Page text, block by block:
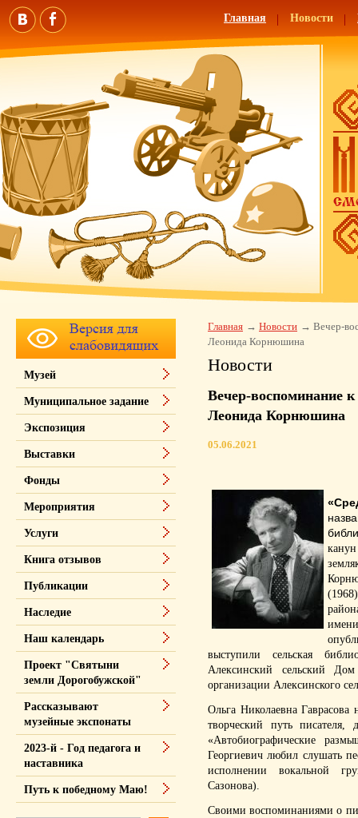
Главная Новости
Главная Новости
Вечер-
Леонида Корнюшина
Новости
Вечер-воспоминание
Леонида Корнюшина
05.06.2021
выступили сельская
Алексинский сельский Дом
организации Алексинского
Ольга Николаевна
творческий путь писателя,
«Автобиографические
Георгиевич любил слушать
исполнении вокальной
Сазонова).
Своими воспоминаниями о
Музей
Муниципальное задание
Экспозиция
Выставки
Фонды
Мероприятия
Услуги
Книга отзывов
Публикации
Наследие
Наш календарь
Проект "Святыни
земли Дорогобужской"
Рассказывают
музейные экспонаты
2023-й - Год педагога и
наставника
Путь к победному Маю!